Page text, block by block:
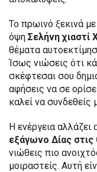
Το πρωινό ξεκινά
όψη Σελήνη χιαστί
θέματα
Ίσως νιώσεις ότι
σκέφτεσαι σου
αφήσεις να σε
καλεί να
Η ενέργεια
εξάγωνο Δίας στις
νιώθεις πιο
μοιραστείς. Αυτή